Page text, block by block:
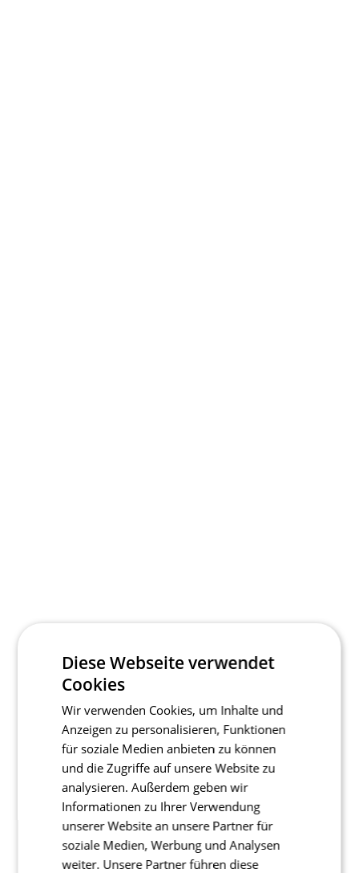
Diese Webseite verwendet
Cookies
Wir verwenden Cookies, um Inhalte und
Anzeigen zu personalisieren, Funktionen
für soziale Medien anbieten zu können
und die Zugriffe auf unsere Website zu
analysieren. Außerdem geben wir
Informationen zu Ihrer Verwendung
unserer Website an unsere Partner für
soziale Medien, Werbung und Analysen
weiter. Unsere Partner führen diese